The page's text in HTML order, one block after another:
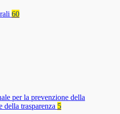
60
per la prevenzione della
della trasparenza 5